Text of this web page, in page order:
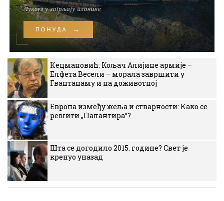
Кецмановић: Кољач Алијине армије –
Елфета Весели – морала завршити у
Гвантанаму и на доживотној
Европа између жеља и стварности: Како се
решити „Палантира“?
Шта се догодило 2015. године? Свет је
кренуо уназад